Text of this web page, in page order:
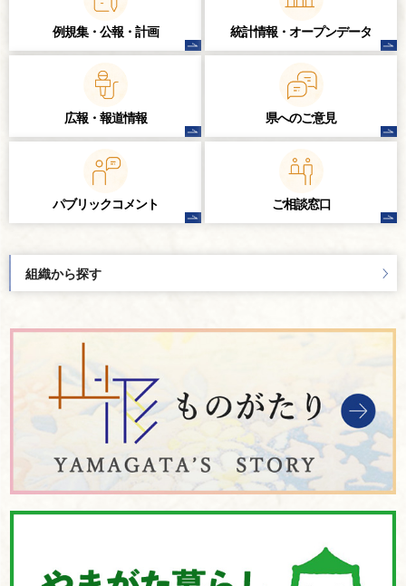
例規集・公報・計画 統計情報・ オープンデータ
広報・報道情報 県へのご意見
パブリックコメント ご相談窓口
組織から探す